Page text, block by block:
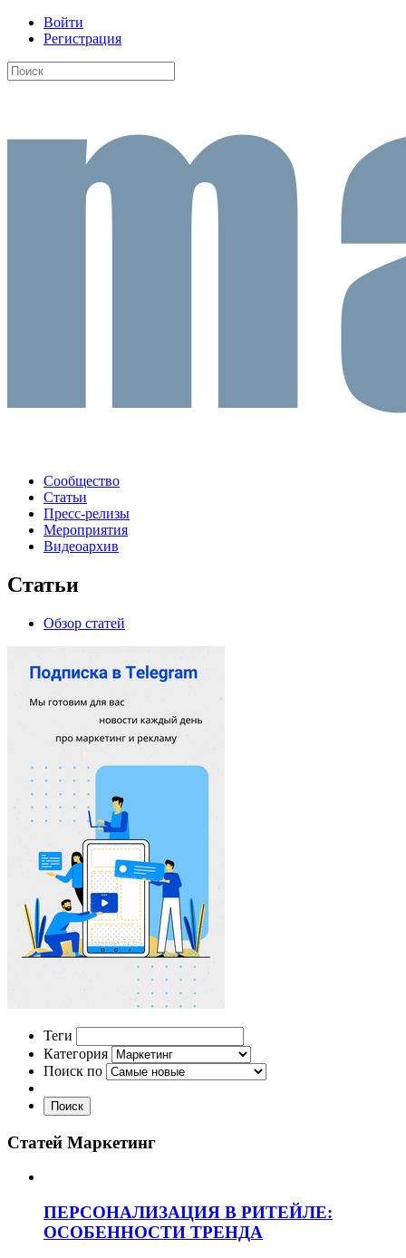
Войти
Регистрация
Сообщество
Статьи
Пресс-релизы
Мероприятия
Видеоархив
Статьи
Обзор статей
Теги
Категория
Поиск по
Поиск
Статей Маркетинг
ПЕРСОНАЛИЗАЦИЯ В РИТЕЙЛЕ:
ОСОБЕННОСТИ ТРЕНДА